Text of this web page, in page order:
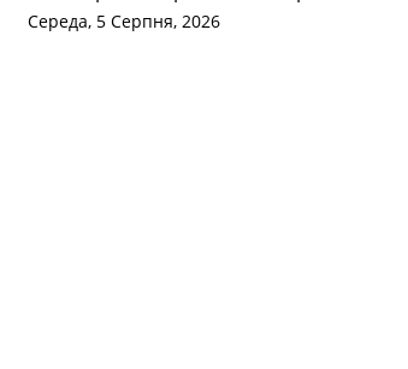
Середа, 5 Серпня, 2026